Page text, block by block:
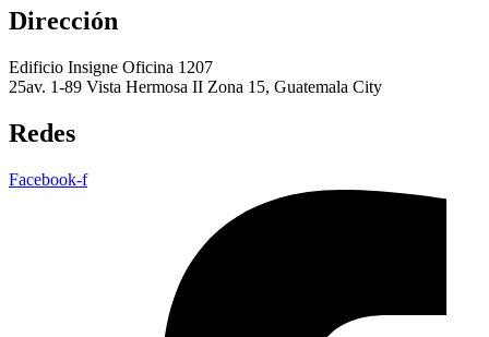
Dirección
Edificio Insigne Oficina 1207
25av. 1-89 Vista Hermosa II Zona 15, Guatemala City
Redes
Facebook-f